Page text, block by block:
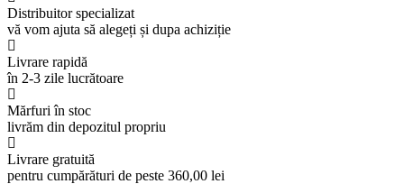
Distribuitor specializat
vă vom ajuta să alegeți și dupa achiziție
Livrare rapidă
în 2-3 zile lucrătoare
Mărfuri în stoc
livrăm din depozitul propriu
Livrare gratuită
pentru cumpărături de peste 360,00 lei